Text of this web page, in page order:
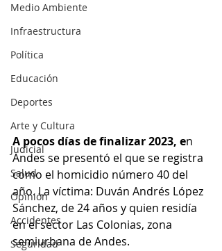
Medio Ambiente
Infraestructura
Política
Educación
Deportes
Arte y Cultura
Judicial
Salud
Opinión
Accidentes
Seguridad
A pocos días de finalizar 2023, en
Andes se presentó el que se registra
como el homicidio número 40 del
año. La víctima: Duván Andrés López
Sánchez, de 24 años y quien residía
en el sector Las Colonias, zona
semiurbana de Andes.